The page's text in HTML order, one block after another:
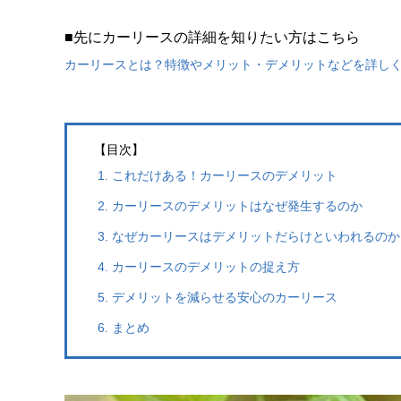
■先にカーリースの詳細を知りたい方はこちら
カーリースとは？特徴やメリット・デメリットなどを詳し
【目次】
これだけある！カーリースのデメリット
カーリースのデメリットはなぜ発生するのか
なぜカーリースはデメリットだらけといわれるのか
カーリースのデメリットの捉え方
デメリットを減らせる安心のカーリース
まとめ